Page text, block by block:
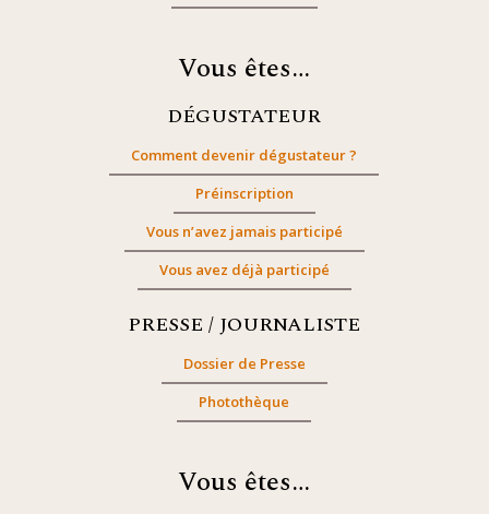
Vous êtes…
DÉGUSTATEUR
Comment devenir dégustateur ?
Préinscription
Vous n’avez jamais participé
Vous avez déjà participé
PRESSE / JOURNALISTE
Dossier de Presse
Photothèque
Vous êtes…